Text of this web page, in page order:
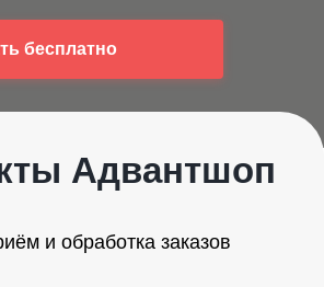
бесплатно
Адвантшоп